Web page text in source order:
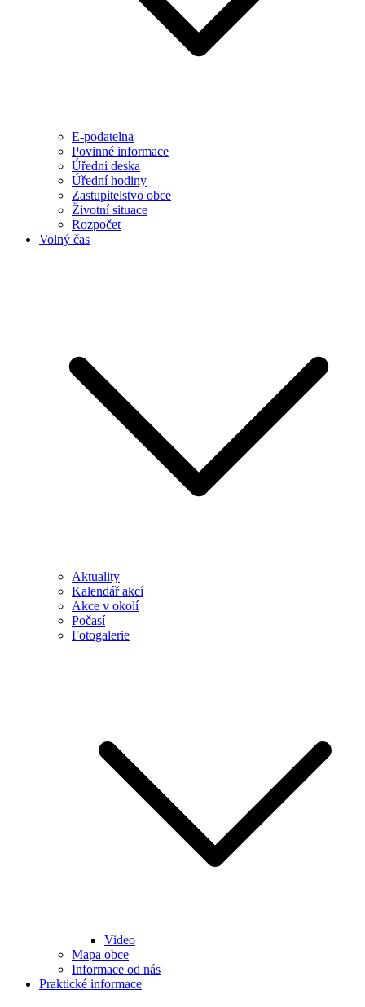
E-podatelna
Povinné informace
Úřední deska
Úřední hodiny
Zastupitelstvo obce
Životní situace
Rozpočet
Volný čas
Aktuality
Kalendář akcí
Akce v okolí
Počasí
Fotogalerie
Video
Mapa obce
Informace od nás
Praktické informace